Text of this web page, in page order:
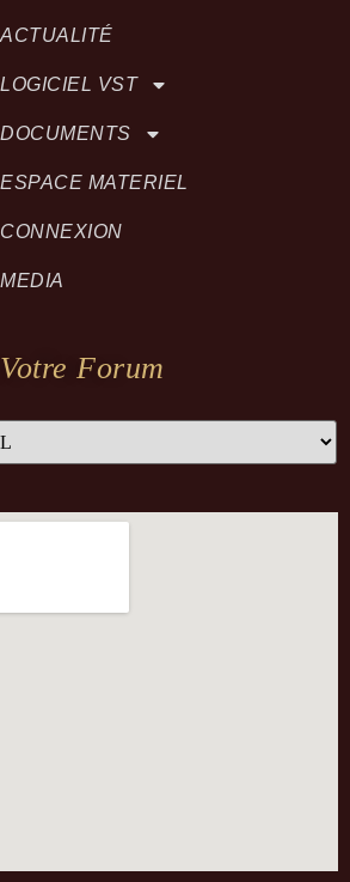
ACTUALITÉ
LOGICIEL VST
DOCUMENTS
ESPACE MATERIEL
CONNEXION
MEDIA
Votre Forum